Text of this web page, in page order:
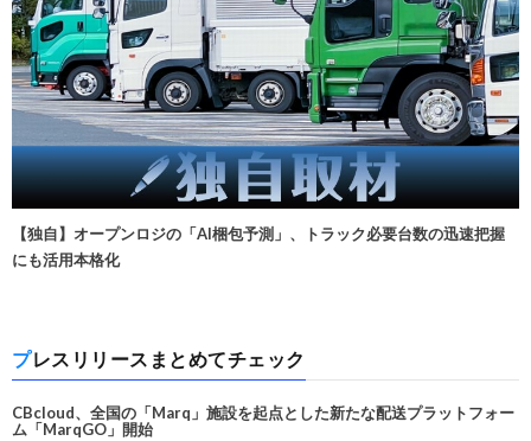
【独自】オープンロジの「AI梱包予測」、トラック必要台数の迅速把握
にも活用本格化
プレスリリースまとめてチェック
CBcloud、全国の「Marq」施設を起点とした新たな配送プラットフォー
ム「MarqGO」開始